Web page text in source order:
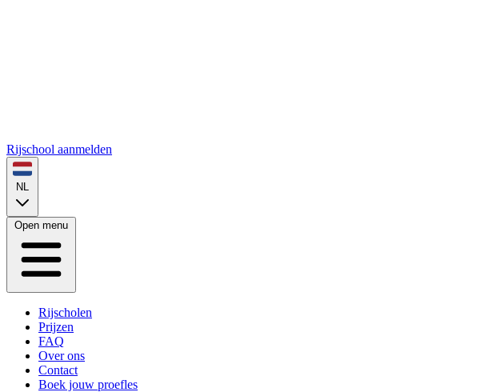
Rijschool aanmelden
NL
Open menu
Rijscholen
Prijzen
FAQ
Over ons
Contact
Boek jouw proefles